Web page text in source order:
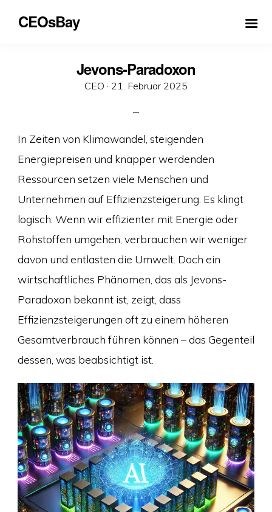
CEOsBay
Jevons-Paradoxon
CEO · Veröffentlicht
21. Februar 2025
In Zeiten von Klimawandel, steigenden
Energiepreisen und knapper werdenden
Ressourcen setzen viele Menschen und
Unternehmen auf Effizienzsteigerung. Es klingt
logisch: Wenn wir effizienter mit Energie oder
Rohstoffen umgehen, verbrauchen wir weniger
davon und entlasten die Umwelt. Doch ein
wirtschaftliches Phänomen, das als Jevons-
Paradoxon bekannt ist, zeigt, dass
Effizienzsteigerungen oft zu einem höheren
Gesamtverbrauch führen können – das Gegenteil
dessen, was beabsichtigt ist.